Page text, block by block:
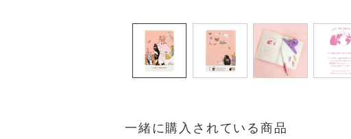
一緒に購入されている商品